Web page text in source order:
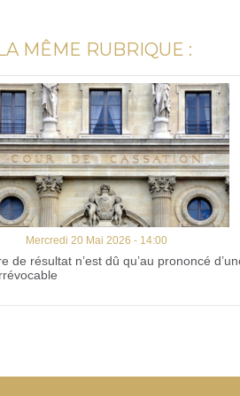
MÊME RUBRIQUE :
Mercredi 20 Mai 2026 - 14:00
de résultat n’est dû qu’au prononcé